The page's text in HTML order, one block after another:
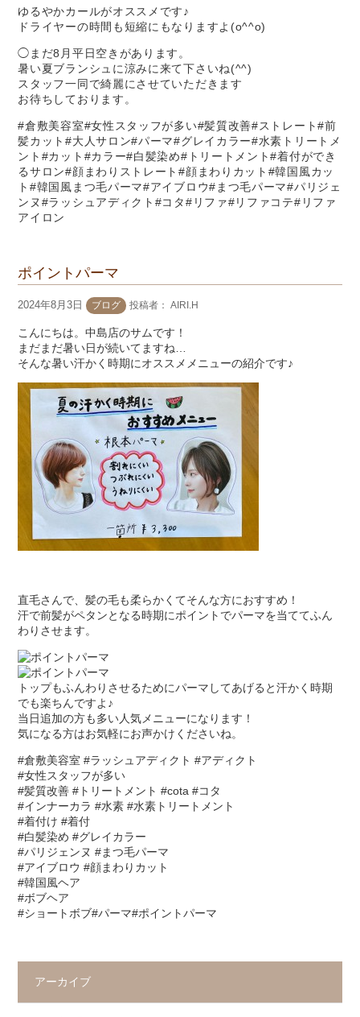
ゆるやかカールがオススメです♪
ドライヤーの時間も短縮にもなりますよ(o^^o)
◯まだ8月平日空きがあります。
暑い夏ブランシュに涼みに来て下さいね(^^)
スタッフ一同で綺麗にさせていただきます
お待ちしております。
#倉敷美容室#女性スタッフが多い#髪質改善#ストレート#前
髪カット#大人サロン#パーマ#グレイカラー#水素トリートメ
ント#カット#カラー#白髪染め#トリートメント#着付ができ
るサロン#顔まわりストレート#顔まわりカット#韓国風カッ
ト#韓国風まつ毛パーマ#アイブロウ#まつ毛パーマ#パリジェ
ンヌ#ラッシュアディクト#コタ#リファ#リファコテ#リファ
アイロン
ポイントパーマ
2024年8月3日 ブログ 投稿者：AIRI.H
こんにちは。中島店のサムです！
まだまだ暑い日が続いてますね…
そんな暑い汗かく時期にオススメメニューの紹介です♪
直毛さんで、髪の毛も柔らかくてそんな方におすすめ！
汗で前髪がペタンとなる時期にポイントでパーマを当ててふん
わりさせます。
トップもふんわりさせるためにパーマしてあげると汗かく時期
でも楽ちんですよ♪
当日追加の方も多い人気メニューになります！
気になる方はお気軽にお声かけくださいね。
#倉敷美容室 #ラッシュアディクト #アディクト
#女性スタッフが多い
#髪質改善 #トリートメント #cota #コタ
#インナーカラ #水素 #水素トリートメント
#着付け #着付
#白髪染め #グレイカラー
#パリジェンヌ #まつ毛パーマ
#アイブロウ #顔まわりカット
#韓国風ヘア
#ボブヘア
#ショートボブ#パーマ#ポイントパーマ
アーカイブ